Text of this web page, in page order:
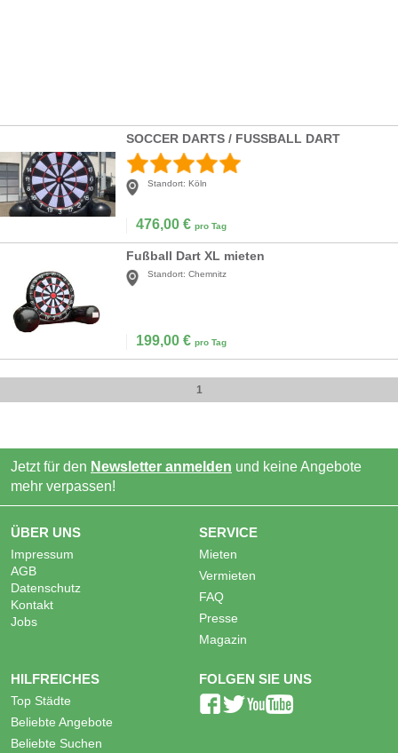
SOCCER DARTS / FUSSBALL DART
Standort: Köln
476,00 € pro Tag
Fußball Dart XL mieten
Standort: Chemnitz
199,00 € pro Tag
1
Jetzt für den Newsletter anmelden und keine Angebote
mehr verpassen!
ÜBER UNS
Impressum
AGB
Datenschutz
Kontakt
Jobs
SERVICE
Mieten
Vermieten
FAQ
Presse
Magazin
HILFREICHES
Top Städte
Beliebte Angebote
Beliebte Suchen
FOLGEN SIE UNS